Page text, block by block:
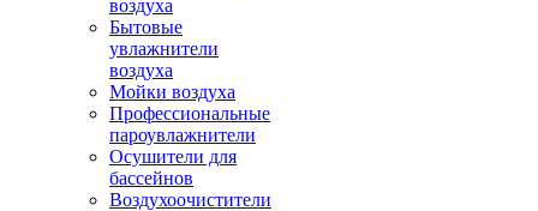
воздуха
Бытовые
увлажнители
воздуха
Мойки воздуха
Профессиональные
пароувлажнители
Осушители для
бассейнов
Воздухоочистители